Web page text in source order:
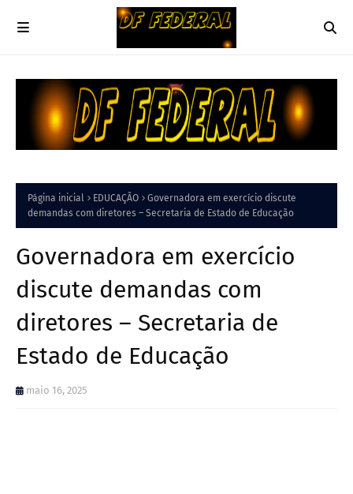
Página inicial EDUCAÇÃO
Governadora em exercício discute
demandas com diretores – Secretaria de Estado de Educação
Governadora em exercício
discute demandas com
diretores – Secretaria de
Estado de Educação
maio 16, 2025